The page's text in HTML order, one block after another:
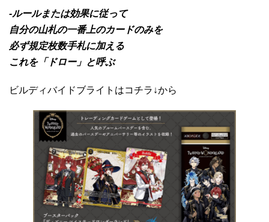
-ルールまたは効果に従って
自分の山札の一番上のカードのみを
必ず規定枚数手札に加える
これを「ドロー」と呼ぶ
ビルディバイドブライトはコチラ↓から